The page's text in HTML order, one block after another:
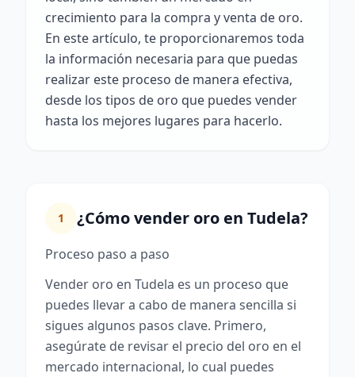
crecimiento para la compra y venta de oro.
En este artículo, te proporcionaremos toda
la información necesaria para que puedas
realizar este proceso de manera efectiva,
desde los tipos de oro que puedes vender
hasta los mejores lugares para hacerlo.
1 ¿Cómo vender oro en Tudela?
Proceso paso a paso
Vender oro en Tudela es un proceso que
puedes llevar a cabo de manera sencilla si
sigues algunos pasos clave. Primero,
asegúrate de revisar el precio del oro en el
mercado internacional, lo cual puedes